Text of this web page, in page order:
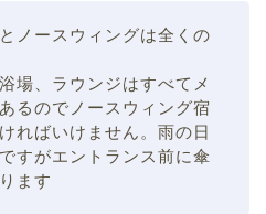
ノースウィングは全くの
場、ラウンジはすべてメ
るのでノースウィング宿
ればいけません。雨の日
すがエントランス前に傘
ます